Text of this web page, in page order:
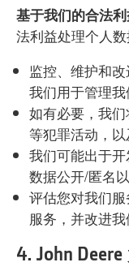
基于我们的合法利
法利益处理个人数
监控、维护和
我们用于管理
如有必要，我
等犯罪活动，
我们可能出于
数据公开/匿名
评估您对我们
服务，并改进
4. John